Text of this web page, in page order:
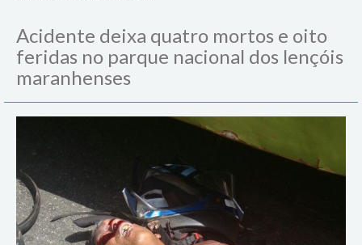
Acidente deixa quatro mortos e oito
feridas no parque nacional dos lençóis
maranhenses